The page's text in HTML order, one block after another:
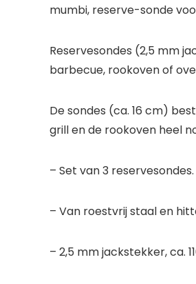
mumbi, reserve-sonde
Reservesondes (2,5 mm
barbecue, rookoven of
De sondes (ca. 16 cm)
grill en de rookoven heel
– Set van 3 reservesondes.
– Van roestvrij staal en
– 2,5 mm jackstekker, ca.